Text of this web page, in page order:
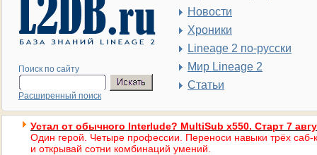
Поиск по сайту
Расширенный поиск
Новости
Хроники
Lineage 2 по-русски
Мир Lineage 2
Статьи
Устал от обычного Interlude? MultiSub x550. Старт 7
Один герой. Четыре профессии. Переноси навыки трёх саб-
и открывай сотни комбинаций умений.